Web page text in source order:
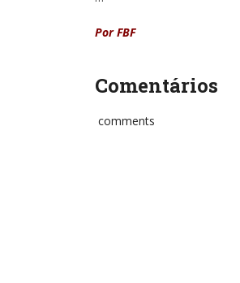
Por FBF
Comentários
comments